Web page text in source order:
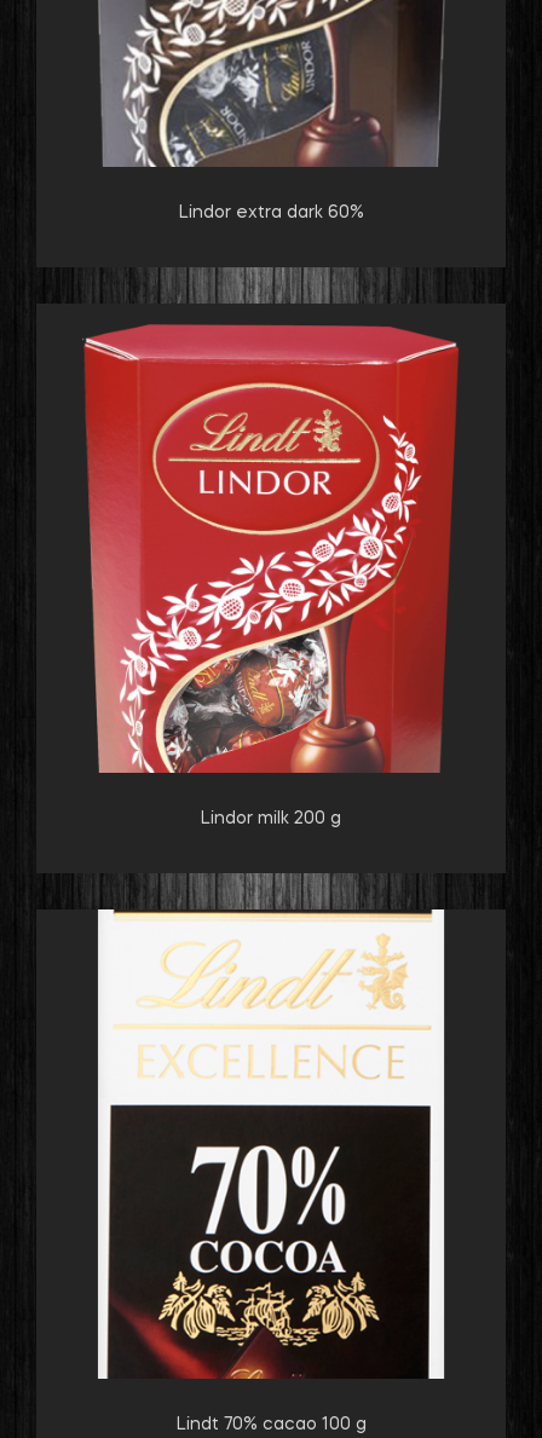
Lindor extra dark 60%
Lindor milk 200 g
Lindt 70% cacao 100 g